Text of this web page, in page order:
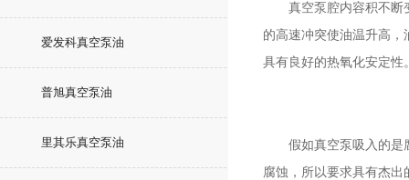
爱发科真空泵油
普旭真空泵油
里其乐真空泵油
真空泵腔内容积不断变
的高速冲突使油温升高
具有良好的热氧化安定性
假如真空泵吸入的是腐
腐蚀，所以要求具有杰出